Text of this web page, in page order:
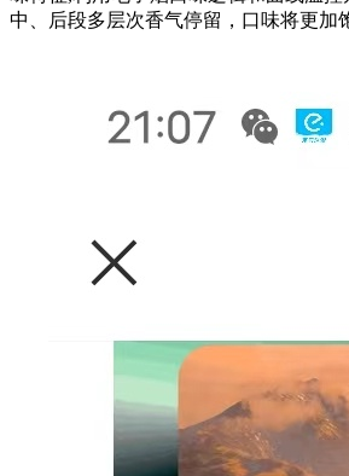
中、后段多层次香气停留，口味将更加